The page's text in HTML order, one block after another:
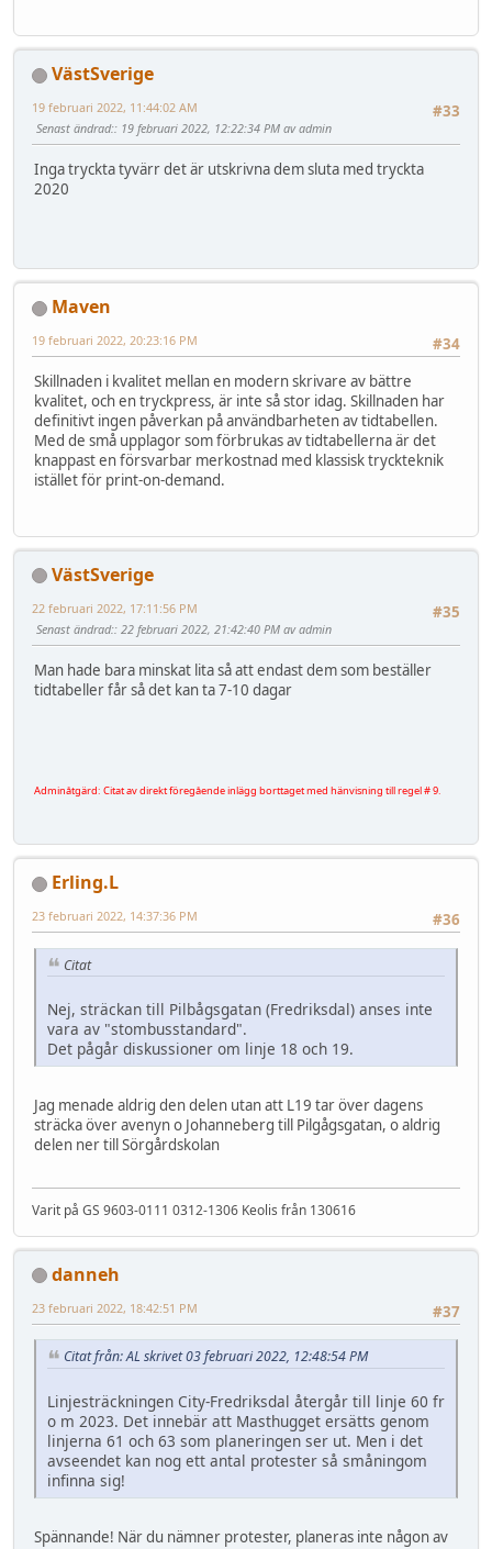
VästSverige
#33
19 februari 2022, 11:44:02 AM
Senast ändrad:: 19 februari 2022, 12:22:34 PM av admin
Inga tryckta tyvärr det är utskrivna dem sluta med tryckta
2020
Maven
#34
19 februari 2022, 20:23:16 PM
Skillnaden i kvalitet mellan en modern skrivare av bättre
kvalitet, och en tryckpress, är inte så stor idag. Skillnaden har
definitivt ingen påverkan på användbarheten av tidtabellen.
Med de små upplagor som förbrukas av tidtabellerna är det
knappast en försvarbar merkostnad med klassisk tryckteknik
istället för print-on-demand.
VästSverige
#35
22 februari 2022, 17:11:56 PM
Senast ändrad:: 22 februari 2022, 21:42:40 PM av admin
Man hade bara minskat lita så att endast dem som beställer
tidtabeller får så det kan ta 7-10 dagar
Adminåtgärd: Citat av direkt föregående inlägg borttaget med hänvisning till regel # 9.
Erling.L
#36
23 februari 2022, 14:37:36 PM
Citat
Nej, sträckan till Pilbågsgatan (Fredriksdal) anses inte
vara av "stombusstandard".
Det pågår diskussioner om linje 18 och 19.
Jag menade aldrig den delen utan att L19 tar över dagens
sträcka över avenyn o Johanneberg till Pilgågsgatan, o aldrig
delen ner till Sörgårdskolan
Varit på GS 9603-0111 0312-1306 Keolis från 130616
danneh
#37
23 februari 2022, 18:42:51 PM
Citat från: AL skrivet 03 februari 2022, 12:48:54 PM
Linjesträckningen City-Fredriksdal återgår till linje 60 fr
o m 2023. Det innebär att Masthugget ersätts genom
linjerna 61 och 63 som planeringen ser ut. Men i det
avseendet kan nog ett antal protester så småningom
infinna sig!
Spännande! När du nämner protester, planeras inte någon av